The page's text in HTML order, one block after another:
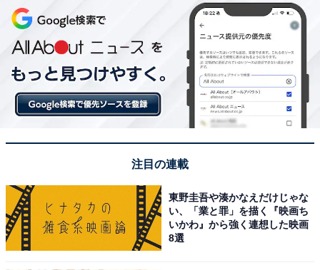
View this post on Instagram
A post shared by JIHYO (@_zyozyo)
注目の連載
東野圭吾や湊かなえだけじゃな
い、「業と罪」を描く『映画ち
いかわ』から強く連想した映画
8選